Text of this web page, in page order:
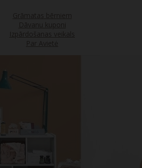
Grāmatas bērniem
Dāvanu kuponi
Izpārdošanas veikals
Par Avietė